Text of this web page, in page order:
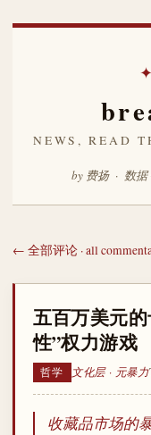
NEWS, READ
by 费扬 · 数据
← 全部评论 · all
五百万美元
性”权力游戏
哲学 文化层 · 元暴力
收藏品市场的